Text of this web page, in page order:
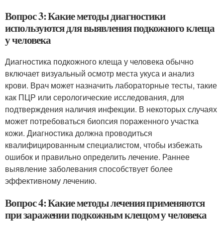
Вопрос 3: Какие методы диагностики
используются для выявления подкожного клеща
у человека
Диагностика подкожного клеща у человека обычно
включает визуальный осмотр места укуса и анализ
крови. Врач может назначить лабораторные тесты, такие
как ПЦР или серологические исследования, для
подтверждения наличия инфекции. В некоторых случаях
может потребоваться биопсия пораженного участка
кожи. Диагностика должна проводиться
квалифицированным специалистом, чтобы избежать
ошибок и правильно определить лечение. Раннее
выявление заболевания способствует более
эффективному лечению.
Вопрос 4: Какие методы лечения применяются
при заражении подкожным клещом у человека